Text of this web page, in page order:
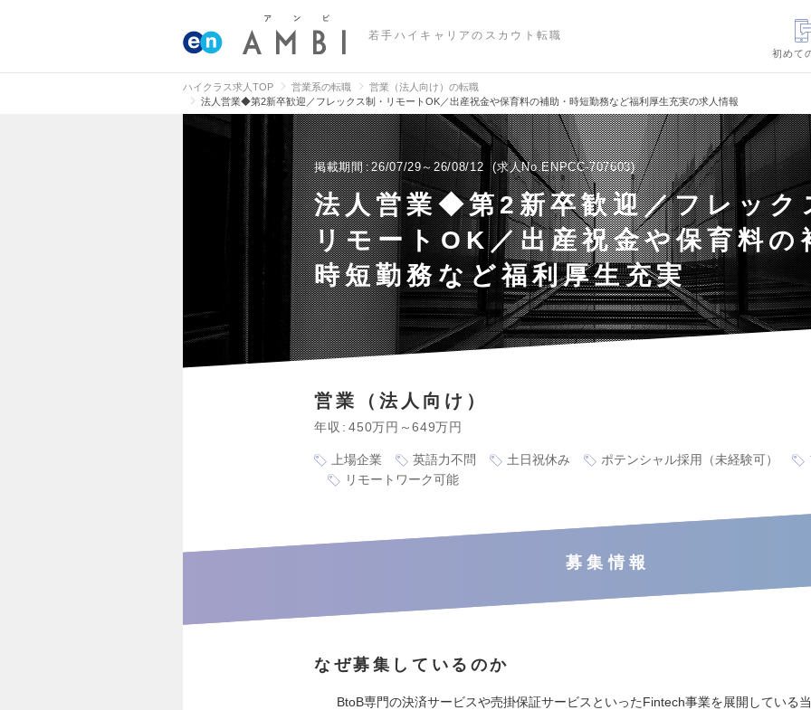
若手ハイキャリアのスカウト転職
初めて
ハイクラス求人TOP 営業系の転職
営業（法人向け）の転職
法人営業◆第2新卒歓迎／フレックス制・リモートOK／出産祝金や保育料の補助・時短勤務など福利厚生充実の求人情報
掲載期間 26/07/29～26/08/12 求人No.ENPCC-707603
法人営業◆第2新卒歓迎／フレック
リモートOK／出産祝金や保育料の
時短勤務など福利厚生充実
営業（法人向け）
年収 450万円～649万円
上場企業 英語力不問 土日祝休み ポテンシャル採用（未経験可）
リモートワーク可能
募集情報
なぜ募集しているのか
BtoB専門の決済サービスや売掛保証サービスといったFintech事業を展開している